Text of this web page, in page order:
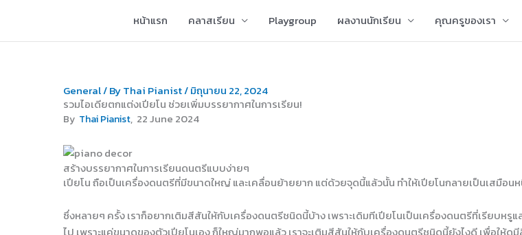
content
หน้าแรก คลาสเรียน Playgroup ผลงานนักเรียน คุณครูของเรา
General/ ByThai Pianist/มิถุนายน 22, 2024
รวมไอเดียตกแต่งเปียโน ช่วยเพิ่มบรรยากาศในการเรียน!
By Thai Pianist, 22 June 2024
สร้างบรรยากาศในการเรียนดนตรีแบบง่ายๆ
เปียโน ถือเป็นเครื่องดนตรีที่มีขนาดใหญ่ และเคลื่อนย้ายยาก แต่ด้วยจุดนี้แล้วนั้น ทำให้เปียโนกลายเป็นเสมือน
ซึ่งหลายๆ ครั้ง เราก็อยากเติมสีสันให้กับเครื่องดนตรีชนิดนี้บ้าง เพราะเดิมทีเปียโนเป็นเครื่องดนตรีที่เรียบหรู